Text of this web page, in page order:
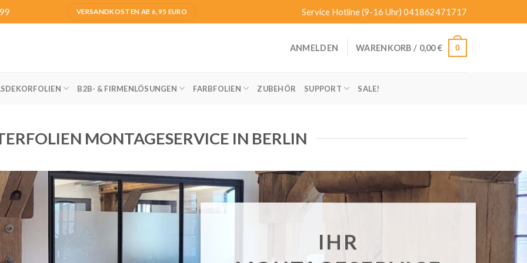
VERSANDKOSTEN AB 6,95 EURO Service Hotline (9-16 Uhr) 041862471717
ANMELDEN WARENKORB / 0,00€ 0
B2B- & FIRMENLÖSUNGEN FARBFOLIEN ZUBEHÖR SUPPORT SALE!
MONTAGESERVICE IN BERLIN
IHR